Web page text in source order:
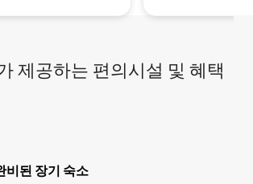
제공하는 편의시설 및 혜택
비된 장기 숙소